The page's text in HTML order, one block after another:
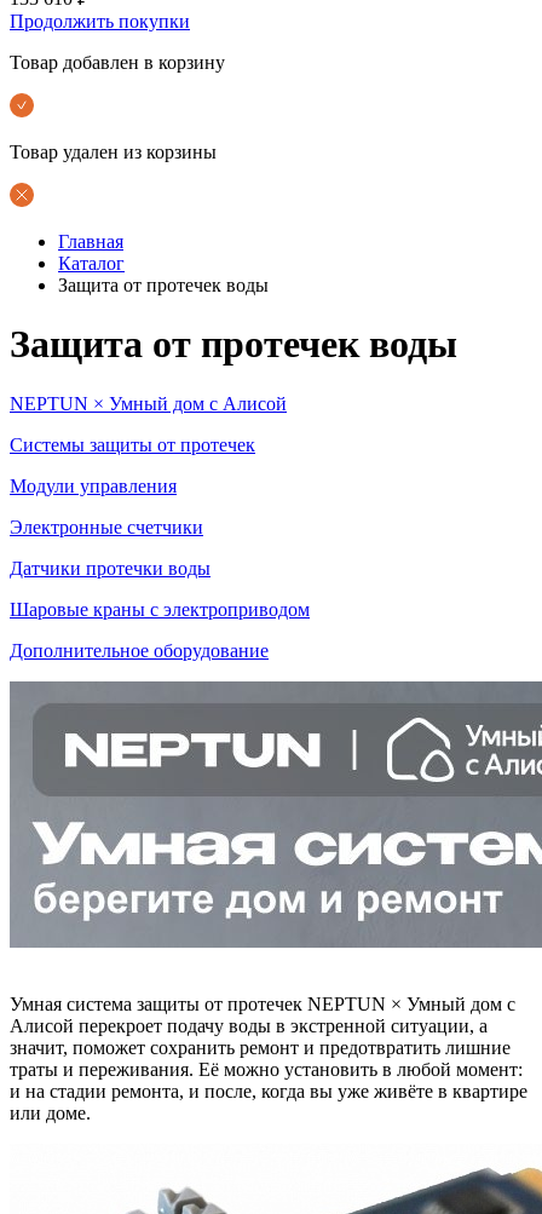
Продолжить покупки
Товар добавлен в корзину
Товар удален из корзины
Главная
Каталог
Защита от протечек воды
Защита от протечек воды
NEPTUN × Умный дом с Алисой
Системы защиты от протечек
Модули управления
Электронные счетчики
Датчики протечки воды
Шаровые краны с электроприводом
Дополнительное оборудование
Умная система защиты от протечек NEPTUN × Умный дом с
Алисой перекроет подачу воды в экстренной ситуации, а
значит, поможет сохранить ремонт и предотвратить лишние
траты и переживания. Её можно установить в любой момент:
и на стадии ремонта, и после, когда вы уже живёте в квартире
или доме.